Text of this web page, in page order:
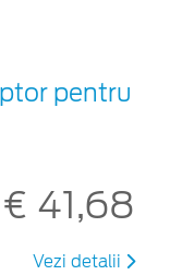
pentru
€ 41,68
Vezi detalii